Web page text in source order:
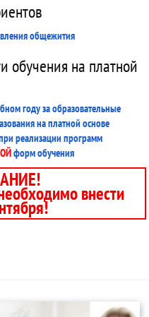
общежития
обучения на платной
году за образовательные
на платной основе
реализации программ
форм обучения
внести